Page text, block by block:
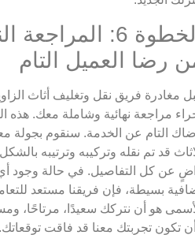
الخطوة 6:
رضا العميل التام
مغادرة فريق نقل وتغليف أثاث
مراجعة نهائية وشاملة معك.
التام عن الخدمة. سنقوم بجولة
قد تم نقله وتركيبه وترتيبه
عن كل التفاصيل. في حالة وجود
بسيطة، فإن فريقنا مستعد
هو أن نتركك سعيدًا، مرتاحًا،
تكون تجربتك معنا قد فاقت توقعاتك.